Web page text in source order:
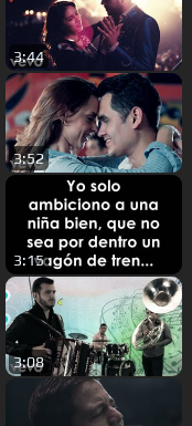
3:44
3:52
3:15
3:08